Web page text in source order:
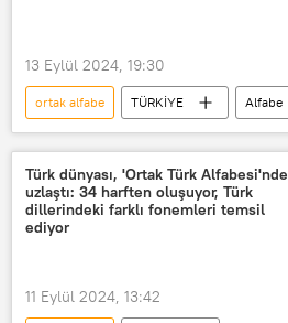
13 Eylül 2024, 19:30
ortak alfabe TÜRKİYE
Alfabe
Türk Dünyası Ortak Alfabe Komisyonu
Latin alfabesi
Kazak alfabesi
Kiril alfabesi
Kazakistan
Azerbaycan
Türk dünyası, 'Ortak Türk Alfabesi'nde
uzlaştı: 34 harften oluşuyor, Türk
dillerindeki farklı fonemleri temsil
ediyor
11 Eylül 2024, 13:42